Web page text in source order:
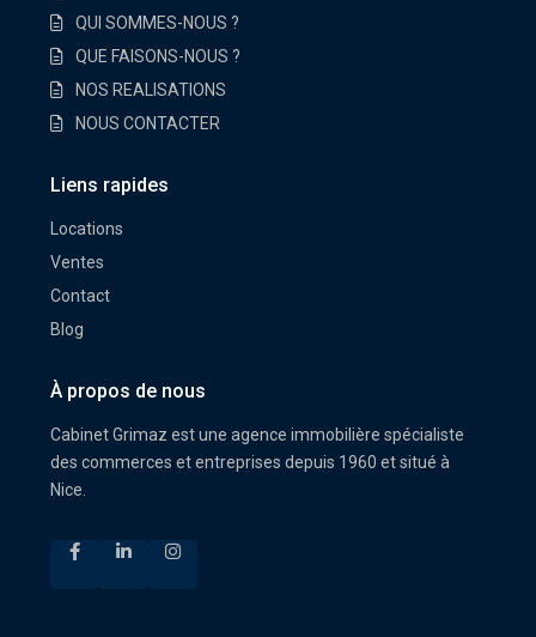
QUI SOMMES-NOUS ?
QUE FAISONS-NOUS ?
NOS REALISATIONS
NOUS CONTACTER
Liens rapides
Locations
Ventes
Contact
Blog
À propos de nous
Cabinet Grimaz est une agence immobilière spécialiste
des commerces et entreprises depuis 1960 et situé à
Nice.